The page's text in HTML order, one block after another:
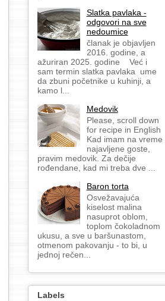
Slatka pavlaka -
odgovori na sve
nedoumice
članak je objavljen
2016. godine, a
ažuriran 2025. godine Već i
sam termin slatka pavlaka ume
da zbuni početnike u kuhinji, a
kamo l...
Medovik
Please, scroll down
for recipe in English
Kad imam na vreme
najavljene goste,
pravim medovik. Za dečije
rođendane, kad mi treba dve ...
Baron torta
Osvežavajuća
kiselost malina
nasuprot oblom,
toplom čokoladnom
ukusu, a sve u baršunastom,
otmenom pakovanju - to bi, u
jednoj rečen...
Labels